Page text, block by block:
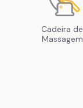
Cadeira de
Massagem